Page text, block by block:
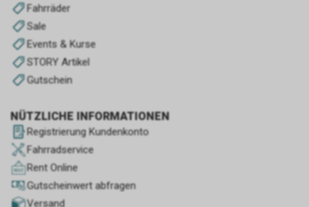
Fahrräder
Sale
Events & Kurse
STORY Artikel
Gutschein
NÜTZLICHE INFORMATIONEN
Registrierung Kundenkonto
Fahrradservice
Rent Online
Gutscheinwert abfragen
Versand